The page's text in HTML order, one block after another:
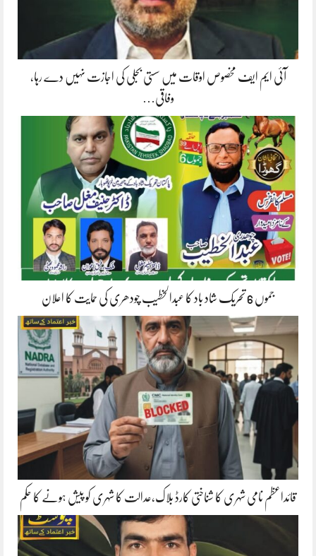
آئی ایم ایف مخصوص اوقات میں سستی بجلی کی اجازت نہیں دے رہا،
وفاقی…
جموں 6 تحریک شاد باد کا عبدالخطیب چودھری کی حمایت کا اعلان
قائداعظم نامی شہری کا شناختی کارڈ بلاک،عدالت کا شہری کو پیش ہونے کا حکم